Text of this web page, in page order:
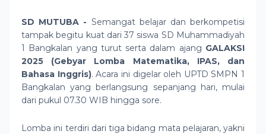
SD MUTUBA - Semangat belajar dan berkompetisi
tampak begitu kuat dari 37 siswa SD Muhammadiyah
1 Bangkalan yang turut serta dalam ajang GALAKSI
2025 (Gebyar Lomba Matematika, IPAS, dan
Bahasa Inggris). Acara ini digelar oleh UPTD SMPN 1
Bangkalan yang berlangsung sepanjang hari, mulai
dari pukul 07.30 WIB hingga sore.
Lomba ini terdiri dari tiga bidang mata pelajaran, yakni